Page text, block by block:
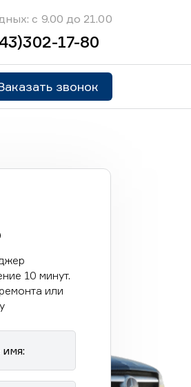
с 9.00 до 21.00
17-80
звонок
10 минут.
или